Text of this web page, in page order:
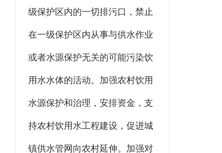
级保护区内的一切排污口，禁止
在一级保护区内从事与供水作业
或者水源保护无关的可能污染饮
用水水体的活动。加强农村饮用
水源保护和治理，安排资金，支
持农村饮用水工程建设，促进城
镇供水管网向农村延伸。加强对